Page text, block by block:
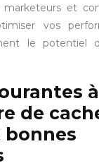
et
vos
le potentiel
de
bonnes